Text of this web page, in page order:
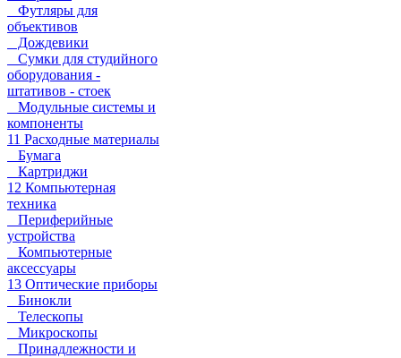
Футляры для
объективов
Дождевики
Сумки для студийного
оборудования -
штативов - стоек
Модульные системы и
компоненты
11 Расходные материалы
Бумага
Картриджи
12 Компьютерная
техника
Периферийные
устройства
Компьютерные
аксессуары
13 Оптические приборы
Бинокли
Телескопы
Микроскопы
Принадлежности и